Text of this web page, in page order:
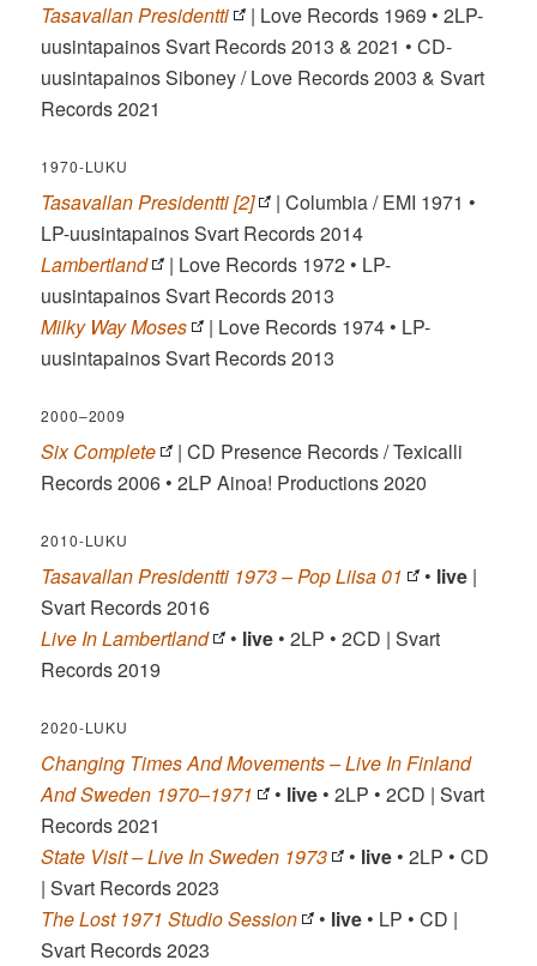
Tasavallan Presidentti
| Love Records 1969 • 2LP-
uusintapainos Svart Records 2013 & 2021 • CD-
uusintapainos Siboney / Love Records 2003 & Svart
Records 2021
1970-LUKU
Tasavallan Presidentti [2]
| Columbia / EMI 1971 •
LP-uusintapainos Svart Records 2014
Lambertland
| Love Records 1972 • LP-
uusintapainos Svart Records 2013
Milky Way Moses
| Love Records 1974 • LP-
uusintapainos Svart Records 2013
2000–2009
Six Complete
| CD Presence Records / Texicalli
Records 2006 • 2LP Ainoa! Productions 2020
2010-LUKU
Tasavallan Presidentti 1973 – Pop Liisa 01 • live |
Svart Records 2016
Live In Lambertland
• live • 2LP • 2CD | Svart
Records 2019
2020-LUKU
Changing Times And Movements – Live In Finland
And Sweden 1970–1971
• live • 2LP • 2CD | Svart
Records 2021
State Visit – Live In Sweden 1973
• live • 2LP • CD
| Svart Records 2023
The Lost 1971 Studio Session
• live • LP • CD |
Svart Records 2023